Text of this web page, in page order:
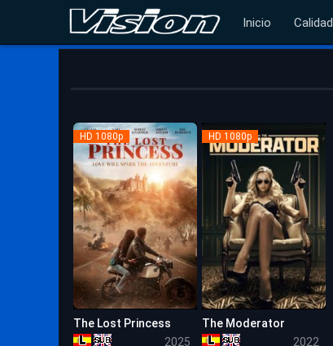
Inicio Calidad
HD 1080p
The Lost Princess
2025
HD 1080p
The Moderator
2022